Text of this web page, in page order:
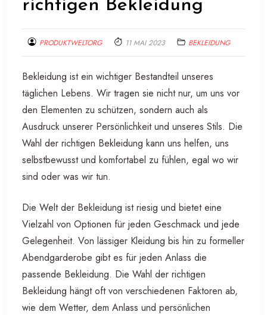
richtigen Bekleidung
PRODUKTWELTORG 11 MAI 2023 BEKLEIDUNG
Bekleidung ist ein wichtiger Bestandteil unseres
täglichen Lebens. Wir tragen sie nicht nur, um uns vor
den Elementen zu schützen, sondern auch als
Ausdruck unserer Persönlichkeit und unseres Stils. Die
Wahl der richtigen Bekleidung kann uns helfen, uns
selbstbewusst und komfortabel zu fühlen, egal wo wir
sind oder was wir tun.
Die Welt der Bekleidung ist riesig und bietet eine
Vielzahl von Optionen für jeden Geschmack und jede
Gelegenheit. Von lässiger Kleidung bis hin zu formeller
Abendgarderobe gibt es für jeden Anlass die
passende Bekleidung. Die Wahl der richtigen
Bekleidung hängt oft von verschiedenen Faktoren ab,
wie dem Wetter, dem Anlass und persönlichen